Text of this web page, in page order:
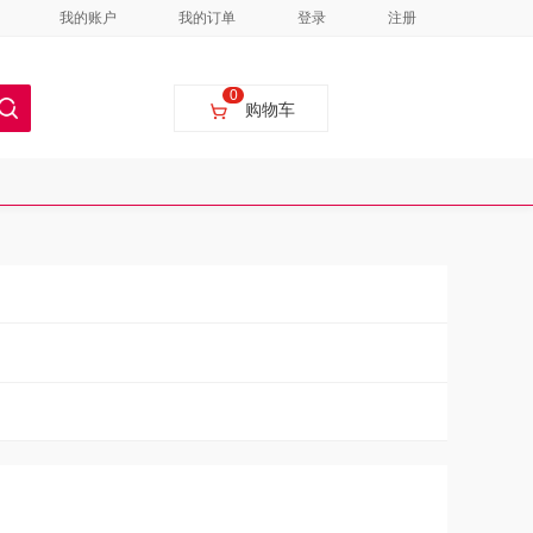
我的账户 我的订单 登录 注册
购物车
0